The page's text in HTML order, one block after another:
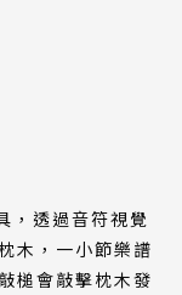
，透過音符視覺
木，一小節樂譜
槌會敲擊枕木發